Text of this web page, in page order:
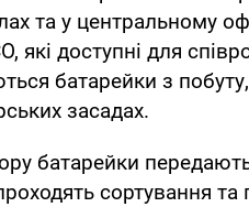
та у центральному
які доступні для
батарейки з
засадах.
батарейки
сортування